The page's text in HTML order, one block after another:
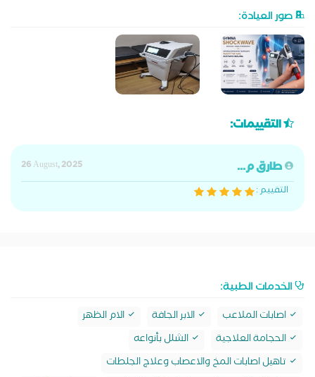
صور العيادة:
التقييمات:
طارق م...
26 August, 2025
التقييم :
الخدمات الطبية:
اصابات الملاعب الابر الجافة
الام الظهر
الحجامة العلاجية
الشلل بأنواعه
تاهيل اصابات المخ والاعصاب وعلاج الجلطات